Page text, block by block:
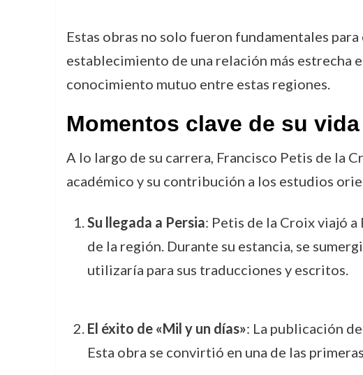
Estas obras no solo fueron fundamentales
establecimiento de una relación más estrecha
conocimiento mutuo entre estas regiones.
Momentos clave de su
A lo largo de su carrera, Francisco Petis de la
académico y su contribución a los estudios
Su llegada a Persia: Petis de la Croix viajó
de la región. Durante su estancia, se
utilizaría para sus traducciones y escritos.
El éxito de «Mil y un días»: La publicación
Esta obra se convirtió en una de las